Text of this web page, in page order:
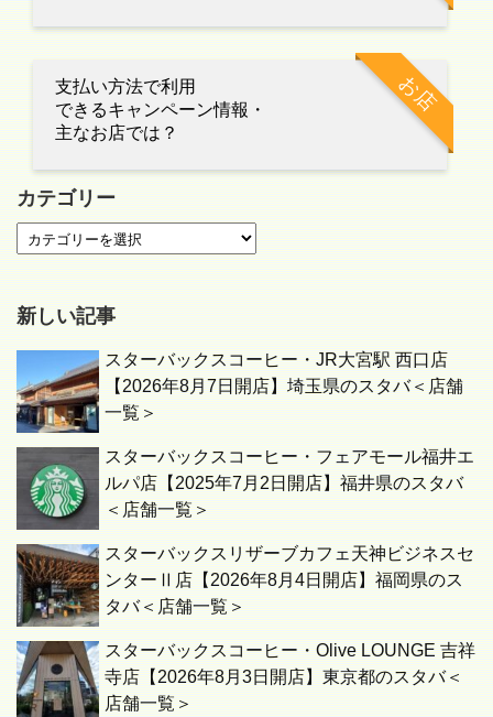
お店
支払い方法で利用
できるキャンペーン情報・
主なお店では？
カテゴリー
新しい記事
スターバックスコーヒー・JR大宮駅 西口店
【2026年8月7日開店】埼玉県のスタバ＜店舗
一覧＞
スターバックスコーヒー・フェアモール福井エ
ルパ店【2025年7月2日開店】福井県のスタバ
＜店舗一覧＞
スターバックスリザーブカフェ天神ビジネスセ
ンターⅡ店【2026年8月4日開店】福岡県のス
タバ＜店舗一覧＞
スターバックスコーヒー・Olive LOUNGE 吉祥
寺店【2026年8月3日開店】東京都のスタバ＜
店舗一覧＞